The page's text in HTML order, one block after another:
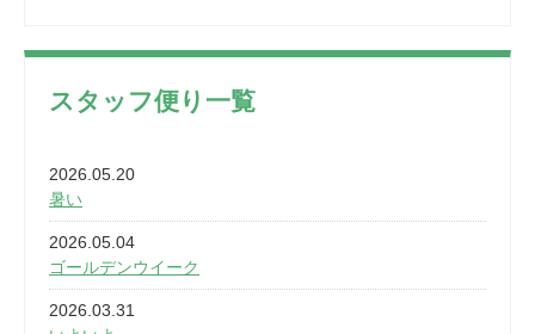
スタッフ便り一覧
2026.05.20
暑い
2026.05.04
ゴールデンウイーク
2026.03.31